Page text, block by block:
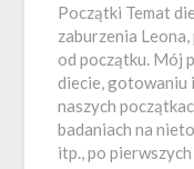
Początki Temat
zaburzenia
od początku. Mój
diecie, gotowaniu
naszych
badaniach na
itp., po